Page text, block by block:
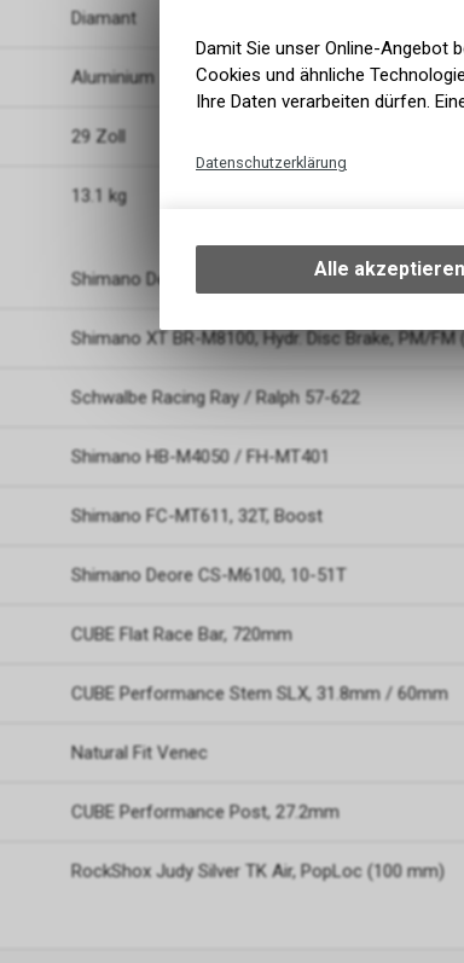
Diamant
Aluminium
29 Zoll
13.1 kg
Shimano Deore XT RD-M8100-SGS, ShadowPlus,
Shimano XT BR-M8100, Hydr. Disc Brake, PM/FM
Schwalbe Racing Ray / Ralph 57-622
Shimano HB-M4050 / FH-MT401
Shimano FC-MT611, 32T, Boost
Shimano Deore CS-M6100, 10-51T
CUBE Flat Race Bar, 720mm
CUBE Performance Stem SLX, 31.8mm / 60mm
Natural Fit Venec
CUBE Performance Post, 27.2mm
RockShox Judy Silver TK Air, PopLoc (100 mm)
Damit Sie unser Online-Angebot
Cookies und ähnliche
Ihre Daten verarbeiten dürfen.
Datenschutzerklärung
Ihrem Gerät, um
Verwendung des
zulassen.
Alle akzeptieren